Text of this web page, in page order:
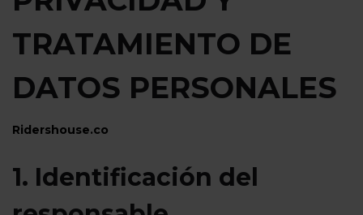
TRATAMIENTO DE
DATOS PERSONALES
Ridershouse.co
1. Identificación del
Login
Lost password?